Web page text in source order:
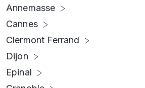
Annemasse
Cannes
Clermont Ferrand
Dijon
Epinal